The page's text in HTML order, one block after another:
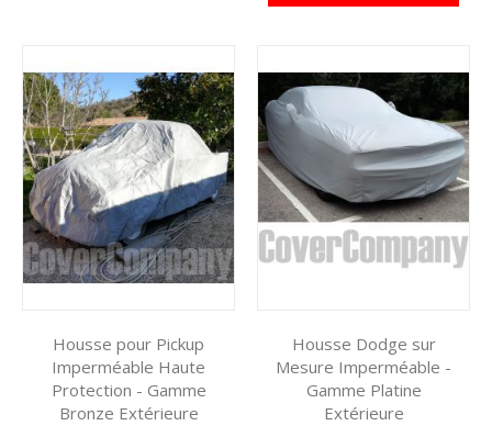
Housse pour Pickup
Imperméable Haute
Protection - Gamme
Bronze Extérieure
Housse Dodge sur
Mesure Imperméable -
Gamme Platine
Extérieure